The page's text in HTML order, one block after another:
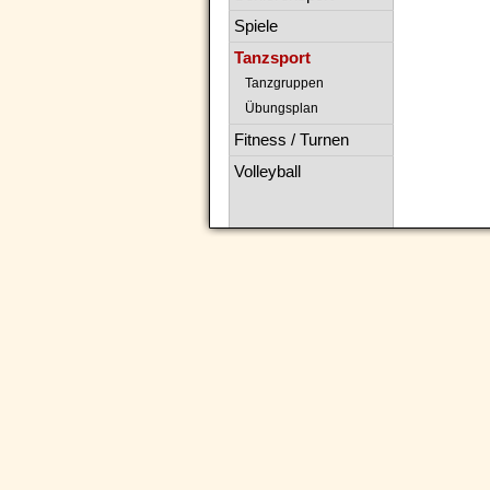
Spiele
Tanzsport
Tanzgruppen
Übungsplan
Fitness / Turnen
Volleyball
Navigation